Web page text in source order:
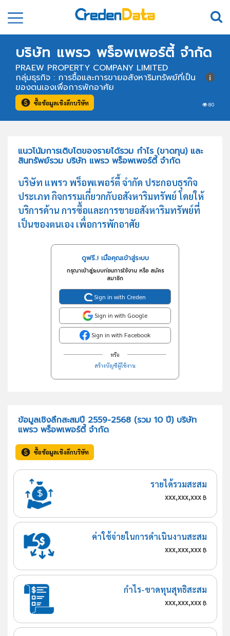
บริษัท แพรว พร็อพเพอร์ตี้ จำกัด
PRAEW PROPERTY COMPANY LIMITED
80
กลุ่มธุรกิจ : การซื้อและการขายอสังหาริมทรัพย์ที่เป็น
ของตนเองเพื่อการพักอาศัย
ซื้อข้อมูลเชิงลึกบริษัท
แนวโน้มการเติบโตของรายได้รวม กำไร (ขาดทุน) และ
สินทรัพย์รวม บริษัท แพรว พร็อพเพอร์ตี้ จำกัด
บริษัท แพรว พร็อพเพอร์ตี้ จำกัด ประกอบธุรกิจ
ประเภท กิจกรรมเกี่ยวกกับอสังหาริมทรัพย์ โดยให้
บริการด้าน การซื้อและการขายอสังหาริมทรัพย์ที่
เป็นของตนเอง เพื่อการพักอาศัย
ดูฟรี..! เมื่อคุณเข้าสู่ระบบ
กรุณาเข้าสู่ระบบก่อนการใช้งาน หรือ สมัคร
สมาชิก
Sign in with Creden
Sign in with Google
Sign in with Facebook
หรือ
สร้างบัญชีผู้ใช้งาน
ข้อมูลเชิงลึกสะสมปี 2559-2568 (รวม 10 ปี) บริษัท
แพรว พร็อพเพอร์ตี้ จำกัด
ซื้อข้อมูลเชิงลึกบริษัท
รายได้รวมสะสม
xxx,xxx,xxx฿
ค่าใช้จ่ายในการดำเนินงานสะสม
xxx,xxx,xxx฿
กำไร-ขาดทุนสุทธิสะสม
xxx,xxx,xxx฿